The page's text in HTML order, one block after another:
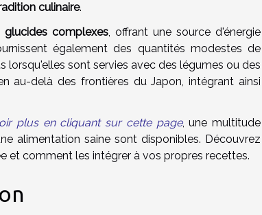
culinaire.
glucides complexes, offrant une source d'énergie
également des quantités modestes de
lorsqu'elles sont servies avec des légumes ou des
au-delà des frontières du Japon, intégrant ainsi
plus en cliquant sur cette page, une multitude
alimentation saine sont disponibles. Découvrez
et comment les intégrer à vos propres recettes.